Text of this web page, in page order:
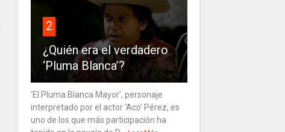
2
¿Quién era el verdadero
‘Pluma Blanca’?
‘El Pluma Blanca Mayor’, personaje
interpretado por el actor ‘Aco’ Pérez, es
uno de los que más participación ha